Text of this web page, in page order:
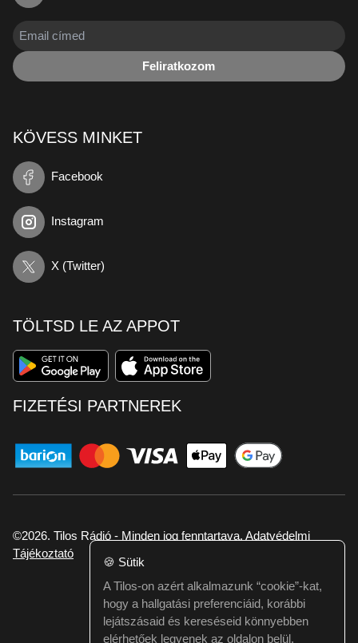
Feliratkozom
KÖVESS MINKET
Facebook
Instagram
X (Twitter)
TÖLTSD LE AZ APPOT
FIZETÉSI PARTNEREK
©2026. Tilos Rádió - Minden jog fenntartava. Adatvédelmi
Tájékoztató
Ha hibát találtál vagy kérdésed van itt jelezd:
webmester@tilos.hu
🍪 Sütik
A Tilos-on azért alkalmazunk “cookie”-kat,
hogy a hallgatási preferenciáid, korábbi
lejátszásaid és kereséseid könnyebben
elérhetőek legyenek az oldalon belül.